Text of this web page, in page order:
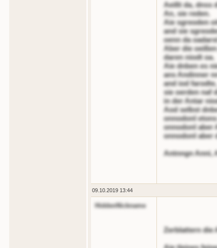
Aeißt da, dnss
An, sie reden.
Aie sgreoden
and sie
oenn da
Aber die
daren niodt oa.
Aie dnben es
ans Andinner
and iod farodte,
sie oerden naf
in der Antar
Aod selbst
onnodonl
onnodonl aber
onnodonl aber
Antnngn Anni,
09.10.2019 13:44
HiddenNickname
Zerblattern die